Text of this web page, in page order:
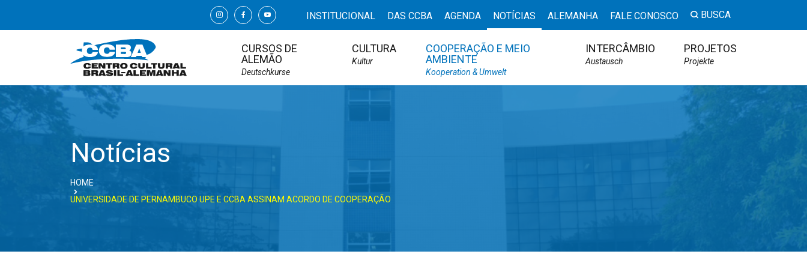
INSTITUCIONAL DAS CCBA AGENDA NOTÍCIAS ALEMANHA FALE CONOSCO BUSCA
CURSOS DE
ALEMÃO
Deutschkurse
CULTURA
Kultur
COOPERAÇÃO E MEIO
AMBIENTE
Kooperation & Umwelt
INTERCÂMBIO
Austausch
PROJETOS
Projekte
Notícias
HOME
UNIVERSIDADE DE PERNAMBUCO UPE E CCBA ASSINAM ACORDO DE COOPERAÇÃO